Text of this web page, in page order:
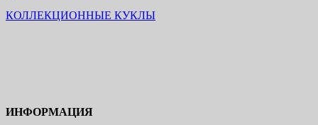
КОЛЛЕКЦИОННЫЕ КУКЛЫ
ИНФОРМАЦИЯ